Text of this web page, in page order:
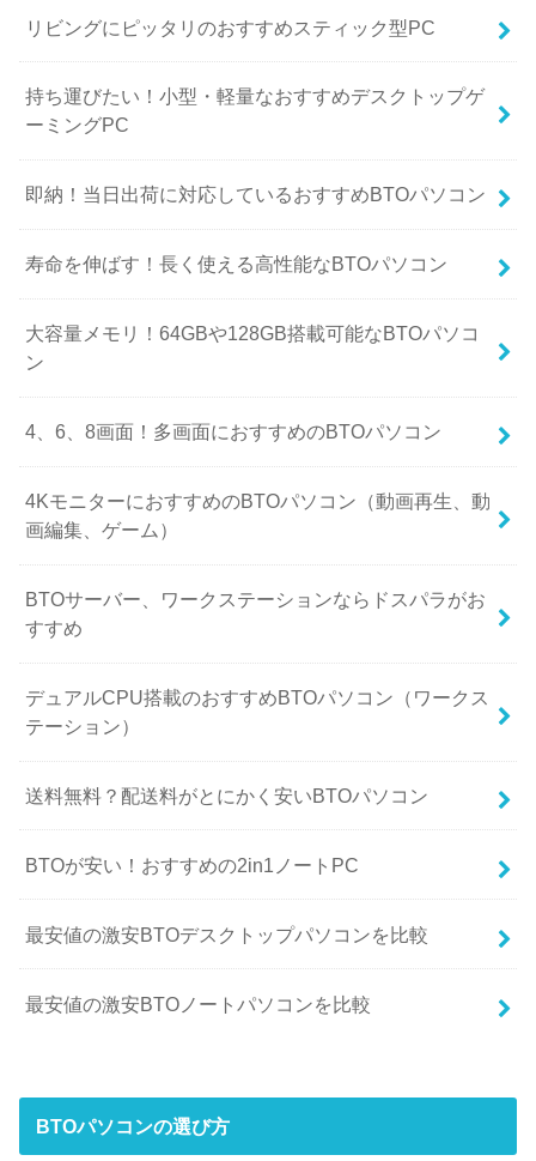
リビングにピッタリのおすすめスティック型PC
持ち運びたい！小型・軽量なおすすめデスクトップゲ
ーミングPC
即納！当日出荷に対応しているおすすめBTOパソコン
寿命を伸ばす！長く使える高性能なBTOパソコン
大容量メモリ！64GBや128GB搭載可能なBTOパソコ
ン
4、6、8画面！多画面におすすめのBTOパソコン
4KモニターにおすすめのBTOパソコン（動画再生、動
画編集、ゲーム）
BTOサーバー、ワークステーションならドスパラがお
すすめ
デュアルCPU搭載のおすすめBTOパソコン（ワークス
テーション）
送料無料？配送料がとにかく安いBTOパソコン
BTOが安い！おすすめの2in1ノートPC
最安値の激安BTOデスクトップパソコンを比較
最安値の激安BTOノートパソコンを比較
BTOパソコンの選び方